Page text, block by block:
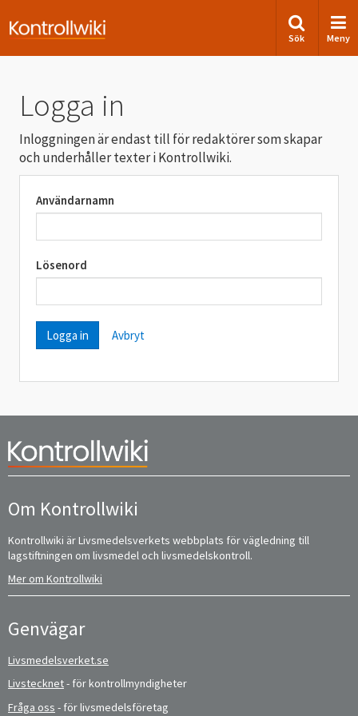
Sök Meny
Logga in
Inloggningen är endast till för redaktörer som skapar
och underhåller texter i Kontrollwiki.
Användarnamn
Lösenord
Avbryt
Om Kontrollwiki
Kontrollwiki är Livsmedelsverkets webbplats för vägledning till
lagstiftningen om livsmedel och livsmedelskontroll.
Mer om Kontrollwiki
Genvägar
Livsmedelsverket.se
Livstecknet- för kontrollmyndigheter
Fråga oss - för livsmedelsföretag